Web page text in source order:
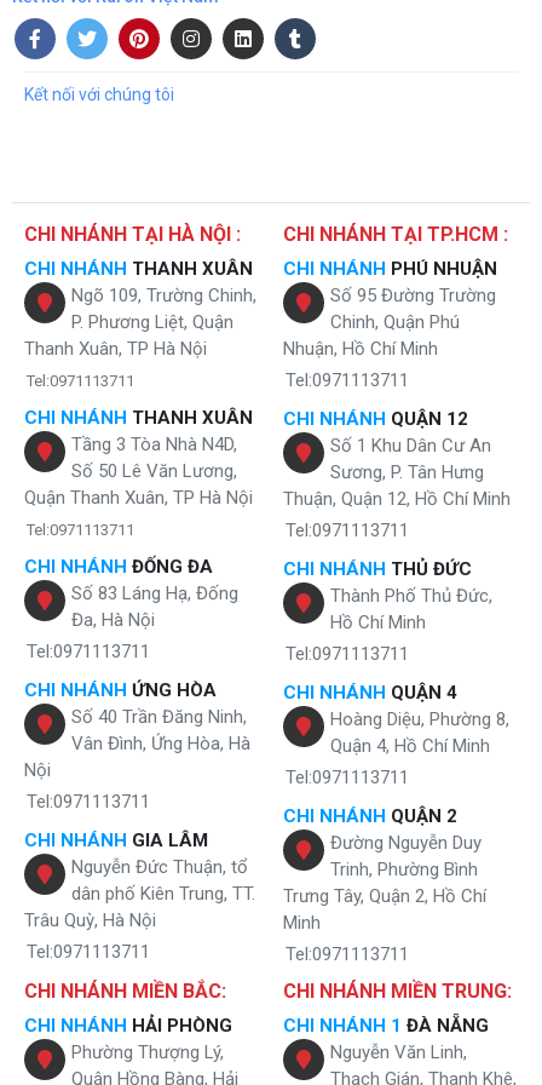
Tại sao bạn cần sử dụng máy lọc nước Karofi
Optimus o-i128?
Khu công nghiệp ngày càng được mở ra rộng rãi. Tuy nhiên, kéo theo
đó là rất nhiều hệ lụy như: không khí ngột ngạt, nguồn nước ngày
càng trở nên ô nhiễm trầm trọng.Việc sử dụng nước máy chỉ hỗ trợ
giúp tình trạng giảm đi một phần nhỏ.
Thậm chí ở những vùng nông thôn, người dân đa số vẫn còn sử dụng
nước hàng ngày từ ao hồ, giếng khoan, sông ngòi có nguy cơ bị
nhiễm chì, tạp chất và các vi khuẩn gây hại ảnh hưởng trực tiếp đến
sức khỏe của bản thân và gia đình.
Chính vì thế, mỗi gia đình cần thiết phải có một chiếc
Karofi Optimus thông minh để sử dụng phục vụ cho ăn uống và
những sinh hoạt cá nhân.
Giới thiệu máy lọc nước Karofi O-I 128 8 lõi
Máy lọc nước là loại công nghệ hiện đại có chức năng lọc bỏ các tạp
chất, bụi bẩn, chì, kim loại nặng, vi khuẩn gây hại… để cho ra
mộtnguồn nước sạch
, tinh khiết, nhiều khoáng chất tốt cho sức khỏe
của mỗi người.
Hệ thống lọc8 cấp
động mạnh mẽ đảm bảo cung cáp nguồn nước sạch tinh khiết lên
đến 20L/H. Chi tiết bao gồm các lõi:
Lõi số 1- Smax Duo 1- Vi lọc
áp dụng công nghệ mới tăng
hiệu suất lọc và loại bỏ tạp chất, bùn cát trong nước có kích
thước lớn hơn 5 micron.
Lõi OCB-GAC
đây chính là lõi than hoạt tính hấp thụ các chất
lỏng độc hại và loại bỏ hoàn toàn chất hữu cơ hoàn tan.
hơn 1 micron
Màng lọc RO Aqualast
trái tim của máy karofi k9iq, khi nước
đi qua màng này là đa số không còn độc hại có trong thành
Kết nối với chúng tôi
CHI NHÁNH TẠI HÀ NỘI :
CHI NHÁNH THANH XUÂN
Ngõ 109, Trường Chinh,
P. Phương Liệt, Quận
Thanh Xuân, TP Hà Nội
Tel:0971113711
CHI NHÁNH THANH XUÂN
Tầng 3 Tòa Nhà N4D,
Số 50 Lê Văn Lương,
Quận Thanh Xuân, TP Hà Nội
Tel:0971113711
CHI NHÁNH ĐỐNG ĐA
Số 83 Láng Hạ, Đống
Đa, Hà Nội
Tel:0971113711
CHI NHÁNH ỨNG HÒA
Số 40 Trần Đăng Ninh,
Vân Đình, Ứng Hòa, Hà
Nội
Tel:0971113711
CHI NHÁNH GIA LÂM
Nguyễn Đức Thuận, tổ
dân phố Kiên Trung, TT.
Trâu Quỳ, Hà Nội
Tel:0971113711
CHI NHÁNH TẠI TP.HCM :
CHI NHÁNH PHÚ NHUẬN
Số 95 Đường Trường
Chinh, Quận Phú
Nhuận, Hồ Chí Minh
Tel:0971113711
CHI NHÁNH QUẬN 12
Số 1 Khu Dân Cư An
Sương, P. Tân Hưng
Thuận, Quận 12, Hồ Chí Minh
Tel:0971113711
CHI NHÁNH THỦ ĐỨC
Thành Phố Thủ Đức,
Hồ Chí Minh
Tel:0971113711
CHI NHÁNH QUẬN 4
Hoàng Diệu, Phường 8,
Quận 4, Hồ Chí Minh
Tel:0971113711
CHI NHÁNH QUẬN 2
Đường Nguyễn Duy
Trinh, Phường Bình
Trưng Tây, Quận 2, Hồ Chí
Minh
Tel:0971113711
CHI NHÁNH MIỀN BẮC:
CHI NHÁNH HẢI PHÒNG
Phường Thượng Lý,
Quận Hồng Bàng, Hải
CHI NHÁNH MIỀN TRUNG:
CHI NHÁNH 1 ĐÀ NẴNG
Nguyễn Văn Linh,
Thạch Gián, Thanh Khê,